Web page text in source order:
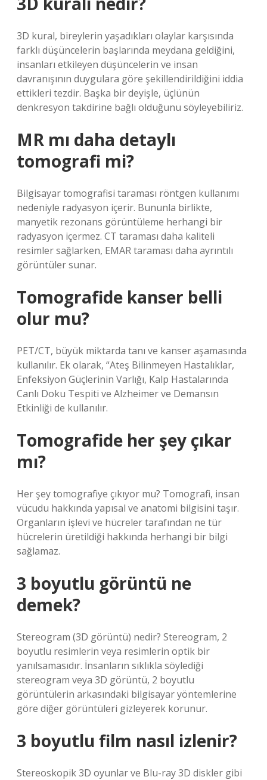
3D kural, bireylerin yaşadıkları olaylar karşısında
farklı düşüncelerin başlarında meydana geldiğini,
insanları etkileyen düşüncelerin ve insan
davranışının duygulara göre şekillendirildiğini iddia
ettikleri tezdir. Başka bir deyişle, üçlünün
denkresyon takdirine bağlı olduğunu söyleyebiliriz.
MR mı daha detaylı
tomografi mi?
Bilgisayar tomografisi taraması röntgen kullanımı
nedeniyle radyasyon içerir. Bununla birlikte,
manyetik rezonans görüntüleme herhangi bir
radyasyon içermez. CT taraması daha kaliteli
resimler sağlarken, EMAR taraması daha ayrıntılı
görüntüler sunar.
Tomografide kanser belli
olur mu?
PET/CT, büyük miktarda tanı ve kanser aşamasında
kullanılır. Ek olarak, “Ateş Bilinmeyen Hastalıklar,
Enfeksiyon Güçlerinin Varlığı, Kalp Hastalarında
Canlı Doku Tespiti ve Alzheimer ve Demansın
Etkinliği de kullanılır.
Tomografide her şey çıkar
mı?
Her şey tomografiye çıkıyor mu? Tomografi, insan
vücudu hakkında yapısal ve anatomi bilgisini taşır.
Organların işlevi ve hücreler tarafından ne tür
hücrelerin üretildiği hakkında herhangi bir bilgi
sağlamaz.
3 boyutlu görüntü ne
demek?
Stereogram (3D görüntü) nedir? Stereogram, 2
boyutlu resimlerin veya resimlerin optik bir
yanılsamasıdır. İnsanların sıklıkla söylediği
stereogram veya 3D görüntü, 2 boyutlu
görüntülerin arkasındaki bilgisayar yöntemlerine
göre diğer görüntüleri gizleyerek korunur.
3 boyutlu film nasıl izlenir?
Stereoskopik 3D oyunlar ve Blu-ray 3D diskler gibi